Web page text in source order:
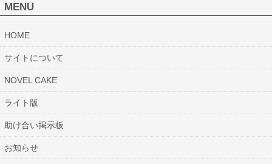
MENU
HOME
サイトについて
NOVEL CAKE
ライト版
助け合い掲示板
お知らせ